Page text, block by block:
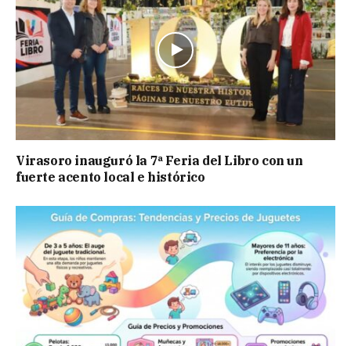
Virasoro inauguró la 7ª Feria del Libro con un
fuerte acento local e histórico